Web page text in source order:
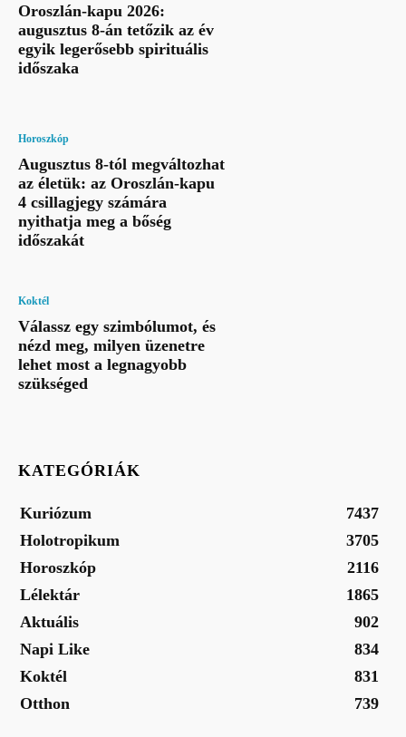
Oroszlán-kapu 2026:
augusztus 8-án tetőzik az év
egyik legerősebb spirituális
időszaka
Horoszkóp
Augusztus 8-tól megváltozhat
az életük: az Oroszlán-kapu
4 csillagjegy számára
nyithatja meg a bőség
időszakát
Koktél
Válassz egy szimbólumot, és
nézd meg, milyen üzenetre
lehet most a legnagyobb
szükséged
KATEGÓRIÁK
Kuriózum
7437
Holotropikum
3705
Horoszkóp
2116
Lélektár
1865
Aktuális
902
Napi Like
834
Koktél
831
Otthon
739